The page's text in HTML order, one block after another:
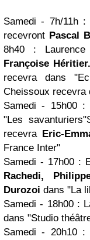
Samedi - 7h/11h:
recevront Pascal
8h40 : Laurence
Françoise Héritier.
recevra dans
Cheissoux recevra
Samedi - 15h00:
"Les savanturiers"
recevra Eric-
France Inter"
Samedi - 17h00 :
Rachedi,
Durozoi dans "La
Samedi - 18h00:
dans "Studio
Samedi - 20h10 :